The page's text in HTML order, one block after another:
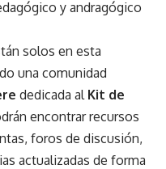
y andragógico
solos en esta
una comunidad
dedicada al Kit de
encontrar recursos
foros de discusión,
actualizadas de forma